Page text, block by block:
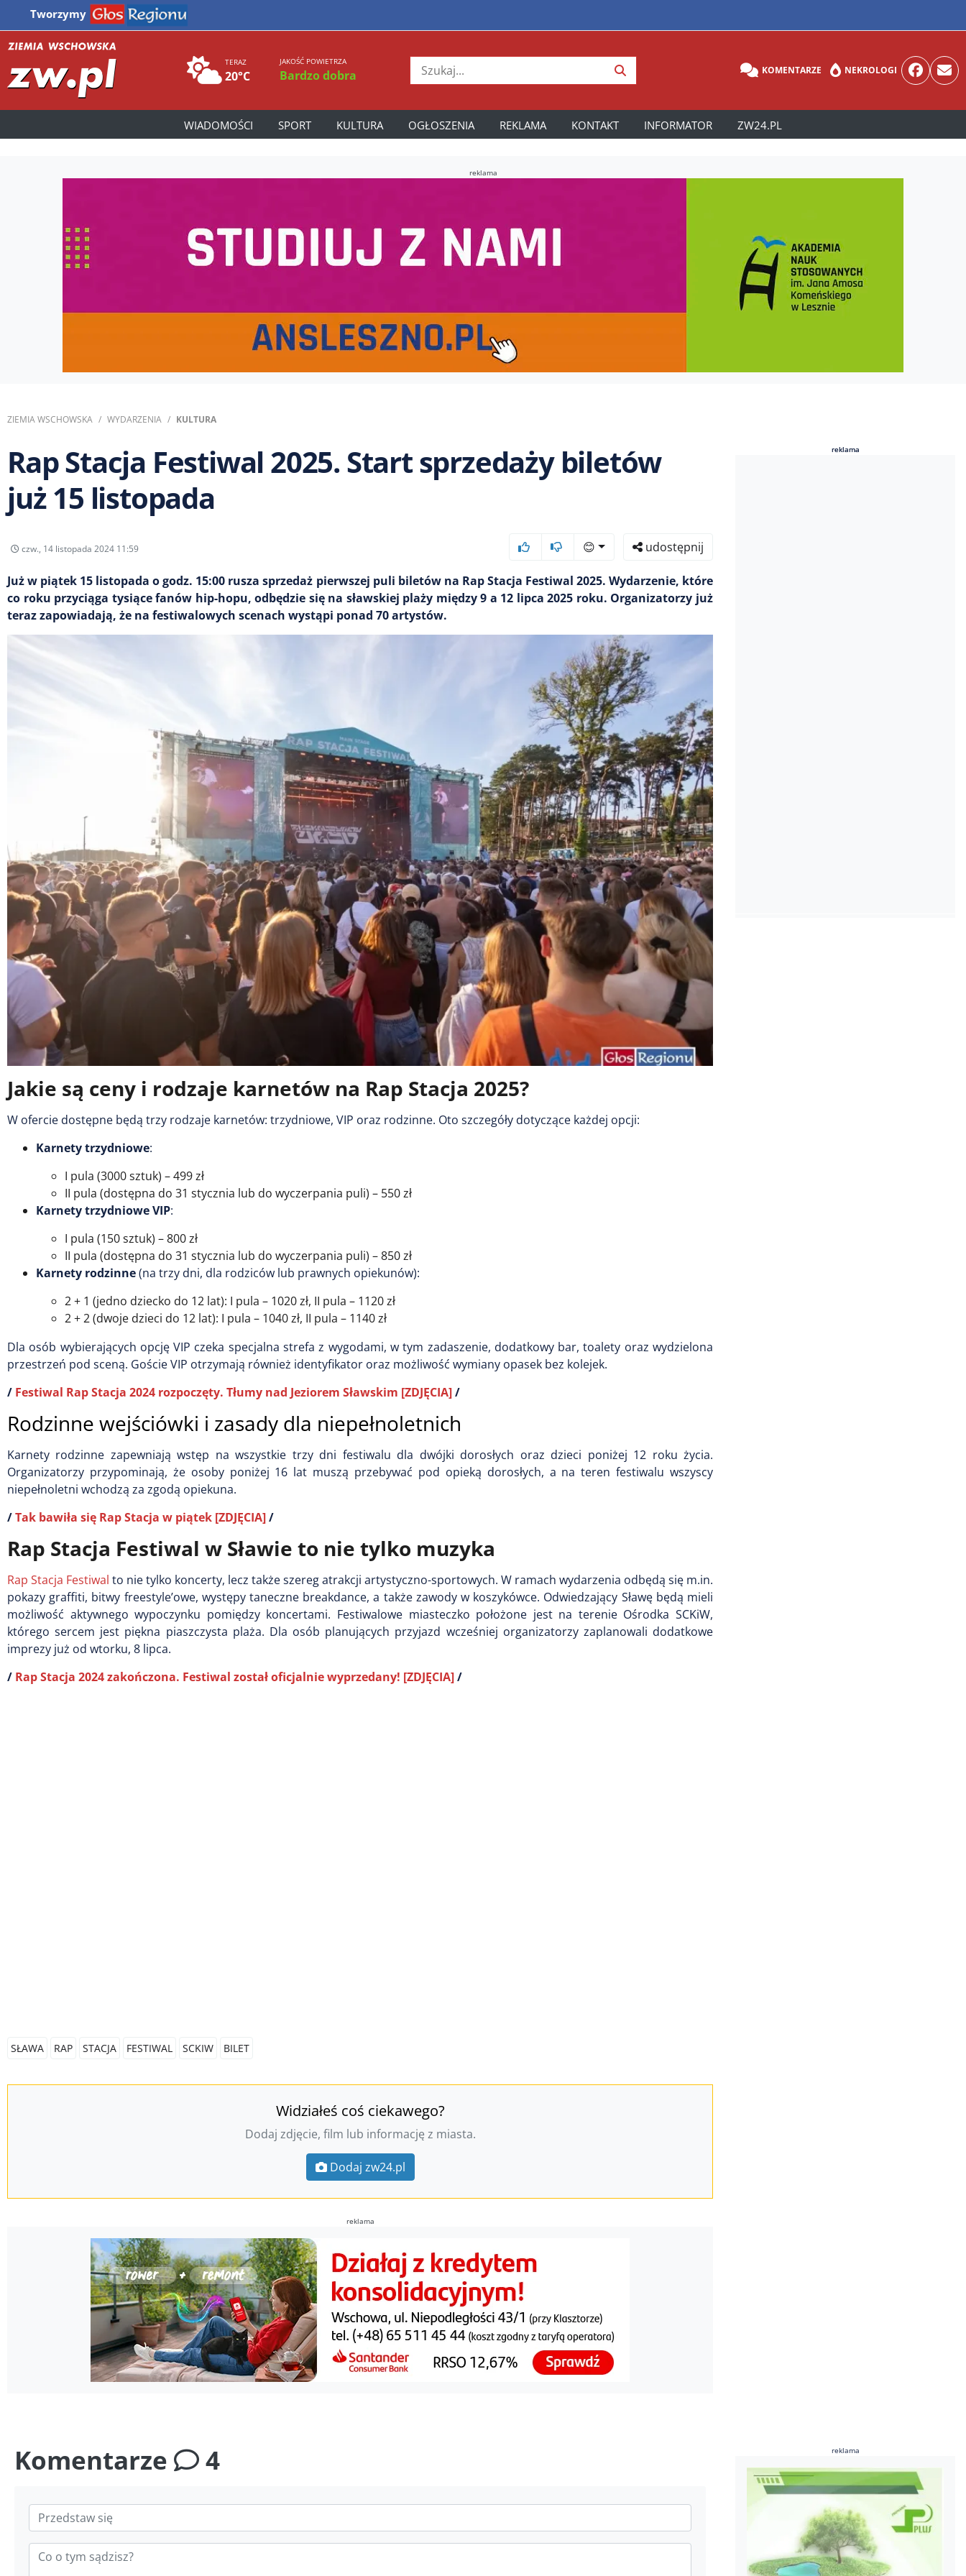
Tworzymy
TERAZ
20°C
JAKOŚĆ POWIETRZA
Bardzo dobra KOMENTARZE NEKROLOGI
WIADOMOŚCI SPORT KULTURA OGŁOSZENIA REKLAMA KONTAKT INFORMATOR ZW24.PL
reklama
ZIEMIA WSCHOWSKA WYDARZENIA KULTURA
Rap Stacja Festiwal 2025. Start sprzedaży biletów
już 15 listopada
czw., 14 listopada 2024 11:59 😊 udostępnij
Już w piątek 15 listopada o godz. 15:00 rusza sprzedaż pierwszej puli biletów na Rap Stacja Festiwal 2025. Wydarzenie, które
co roku przyciąga tysiące fanów hip-hopu, odbędzie się na sławskiej plaży między 9 a 12 lipca 2025 roku. Organizatorzy już
teraz zapowiadają, że na festiwalowych scenach wystąpi ponad 70 artystów.
Jakie są ceny i rodzaje karnetów na Rap Stacja 2025?
W ofercie dostępne będą trzy rodzaje karnetów: trzydniowe, VIP oraz rodzinne. Oto szczegóły dotyczące każdej opcji:
Karnety trzydniowe:
I pula (3000 sztuk) – 499 zł
II pula (dostępna do 31 stycznia lub do wyczerpania puli) – 550 zł
Karnety trzydniowe VIP:
I pula (150 sztuk) – 800 zł
II pula (dostępna do 31 stycznia lub do wyczerpania puli) – 850 zł
Karnety rodzinne(na trzy dni, dla rodziców lub prawnych opiekunów):
2 + 1 (jedno dziecko do 12 lat): I pula – 1020 zł, II pula – 1120 zł
2 + 2 (dwoje dzieci do 12 lat): I pula – 1040 zł, II pula – 1140 zł
Dla osób wybierających opcję VIP czeka specjalna strefa z wygodami, w tym zadaszenie, dodatkowy bar, toalety oraz wydzielona
przestrzeń pod sceną. Goście VIP otrzymają również identyfikator oraz możliwość wymiany opasek bez kolejek.
/ Festiwal Rap Stacja 2024 rozpoczęty. Tłumy nad Jeziorem Sławskim [ZDJĘCIA]/
Rodzinne wejściówki i zasady dla niepełnoletnich
Karnety rodzinne zapewniają wstęp na wszystkie trzy dni festiwalu dla dwójki dorosłych oraz dzieci poniżej 12 roku życia.
Organizatorzy przypominają, że osoby poniżej 16 lat muszą przebywać pod opieką dorosłych, a na teren festiwalu wszyscy
niepełnoletni wchodzą za zgodą opiekuna.
/Tak bawiła się Rap Stacja w piątek [ZDJĘCIA]/
Rap Stacja Festiwal w Sławie to nie tylko muzyka
Rap Stacja Festiwal to nie tylko koncerty, lecz także szereg atrakcji artystyczno-sportowych. W ramach wydarzenia odbędą się m.in.
pokazy graffiti, bitwy freestyle’owe, występy taneczne breakdance, a także zawody w koszykówce. Odwiedzający Sławę będą mieli
możliwość aktywnego wypoczynku pomiędzy koncertami. Festiwalowe miasteczko położone jest na terenie Ośrodka SCKiW,
którego sercem jest piękna piaszczysta plaża. Dla osób planujących przyjazd wcześniej organizatorzy zaplanowali dodatkowe
imprezy już od wtorku, 8 lipca.
/ Rap Stacja 2024 zakończona. Festiwal został oficjalnie wyprzedany! [ZDJĘCIA]/
SŁAWA RAP STACJA FESTIWAL SCKIW BILET
Widziałeś coś ciekawego?
Dodaj zdjęcie, film lub informację z miasta.
Dodaj zw24.pl
reklama
reklama
reklama
Komentarze 4 reklama